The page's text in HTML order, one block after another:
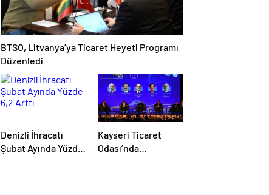
BTSO, Litvanya’ya Ticaret Heyeti Programı
Düzenledi
Denizli İhracatı
Şubat Ayında Yüzde
Kayseri Ticaret
Odası’nda